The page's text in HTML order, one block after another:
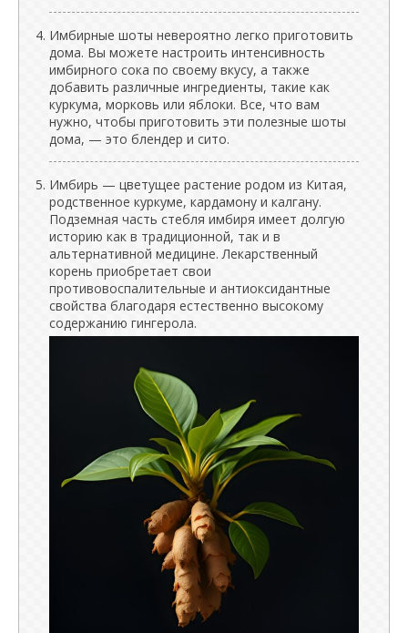
Имбирные шоты невероятно легко приготовить
дома. Вы можете настроить интенсивность
имбирного сока по своему вкусу, а также
добавить различные ингредиенты, такие как
куркума, морковь или яблоки. Все, что вам
нужно, чтобы приготовить эти полезные шоты
дома, — это блендер и сито.
Имбирь — цветущее растение родом из Китая,
родственное куркуме, кардамону и калгану.
Подземная часть стебля имбиря имеет долгую
историю как в традиционной, так и в
альтернативной медицине. Лекарственный
корень приобретает свои
противовоспалительные и антиоксидантные
свойства благодаря естественно высокому
содержанию гингерола.